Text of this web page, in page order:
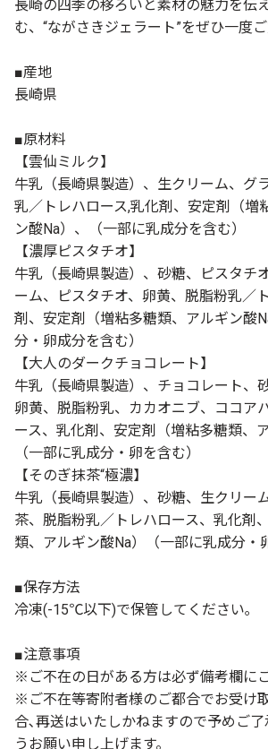
長崎の四季の移ろいと素材の魅力を伝
む、“ながさきジェラート”をぜひ一度ご
■産地
長崎県
■原材料
【雲仙ミルク】
牛乳（長崎県製造）、生クリーム、グ
乳／トレハロース,乳化剤、安定剤（増
ン酸Na）、（一部に乳成分を含む）
【濃厚ピスタチオ】
牛乳（長崎県製造）、砂糖、ピスタチ
ーム、ピスタチオ、卵黄、脱脂粉乳／
剤、安定剤（増粘多糖類、アルギン酸
分・卵成分を含む）
【大人のダークチョコレート】
牛乳（長崎県製造）、チョコレート、
卵黄、脱脂粉乳、カカオニブ、ココア
ース、乳化剤、安定剤（増粘多糖類、
（一部に乳成分・卵を含む）
【そのぎ抹茶“極濃】
牛乳（長崎県製造）、砂糖、生クリー
茶、脱脂粉乳／トレハロース、乳化剤
類、アルギン酸Na）（一部に乳成分・
■保存方法
冷凍(-15℃以下)で保管してください｡
■注意事項
※ご不在の日がある方は必ず備考欄に
※ご不在等寄附者様のご都合でお受け
合､再送はいたしかねますので予めご
うお願い申し上げます。